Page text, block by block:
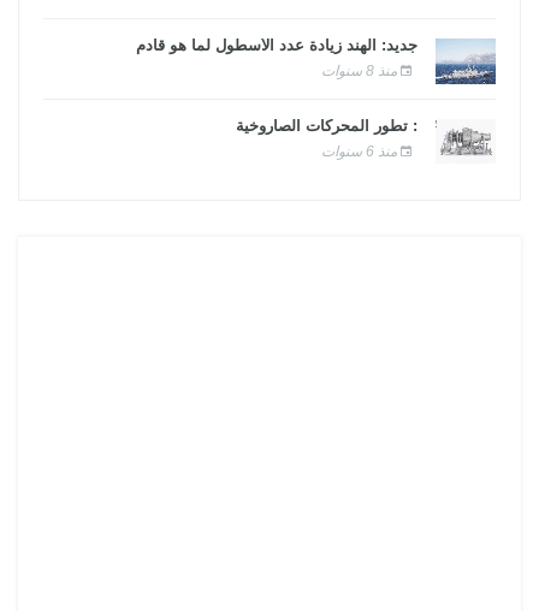
جديد: الهند زيادة عدد الأسطول لما هو قادم
منذ 8 سنوات
: تطور المحركات الصاروخية
منذ 6 سنوات